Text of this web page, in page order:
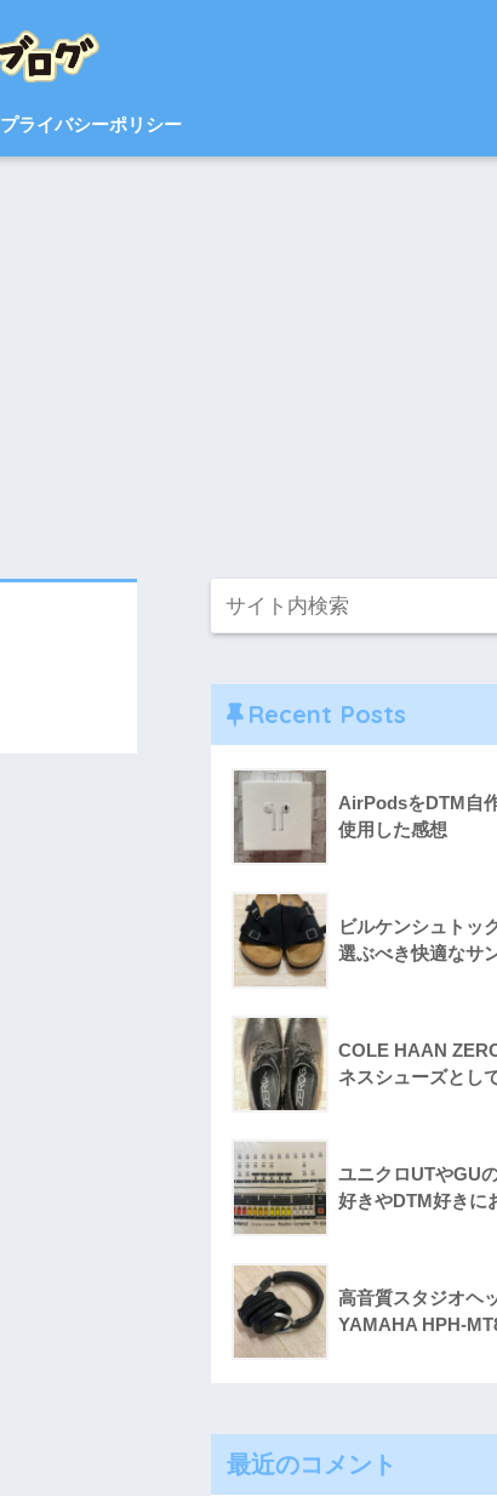
プライバシーポリシー
Recent Posts
AirPodsをDTM自
使用した感想
ビルケンシュトッ
選ぶべき快適なサ
COLE HAAN
ネスシューズとし
ユニクロUTやGU
好きやDTM好きに
高音質スタジオヘ
YAMAHA HPH-
最近のコメント